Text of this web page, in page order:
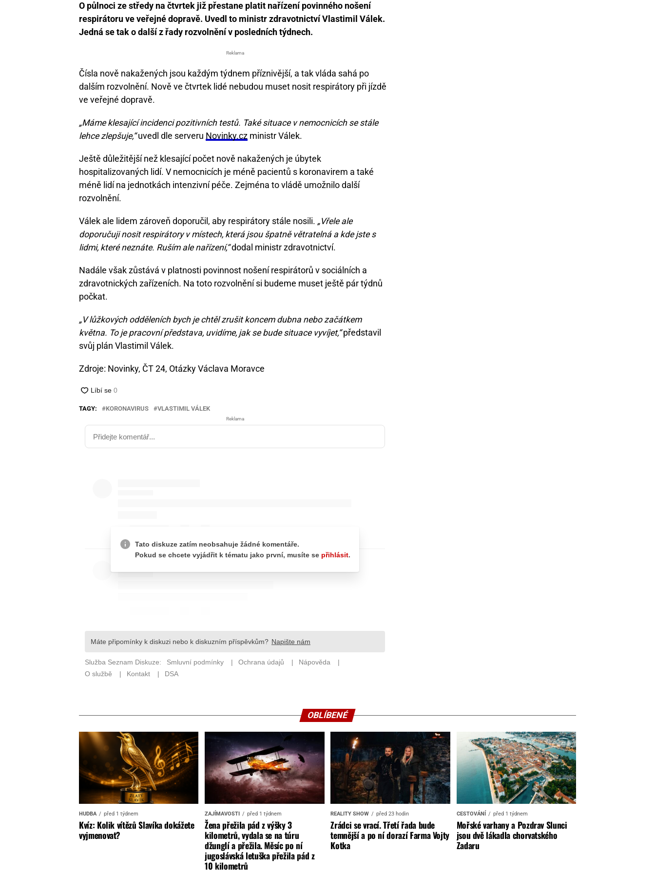
O půlnoci ze středy na čtvrtek již přestane platit nařízení povinného nošení
respirátoru ve veřejné dopravě. Uvedl to ministr zdravotnictví Vlastimil Válek.
Jedná se tak o další z řady rozvolnění v posledních týdnech.
Reklama
Čísla nově nakažených jsou každým týdnem příznivější, a tak vláda sahá po
dalším rozvolnění. Nově ve čtvrtek lidé nebudou muset nosit respirátory při jízdě
ve veřejné dopravě.
„Máme klesající incidenci pozitivních testů. Také situace v nemocnicích se stále
lehce zlepšuje,“uvedl dle serveru Novinky.cz ministr Válek.
Ještě důležitější než klesající počet nově nakažených je úbytek
hospitalizovaných lidí. V nemocnicích je méně pacientů s koronavirem a také
méně lidí na jednotkách intenzivní péče. Zejména to vládě umožnilo další
rozvolnění.
Válek ale lidem zároveň doporučil, aby respirátory stále nosili. „Vřele ale
doporučuji nosit respirátory v místech, která jsou špatně větratelná a kde jste s
lidmi, které neznáte. Ruším ale nařízení,“dodal ministr zdravotnictví.
Nadále však zůstává v platnosti povinnost nošení respirátorů v sociálních a
zdravotnických zařízeních. Na toto rozvolnění si budeme muset ještě pár týdnů
počkat.
„V lůžkových odděleních bych je chtěl zrušit koncem dubna nebo začátkem
května. To je pracovní představa, uvidíme, jak se bude situace vyvíjet,“představil
svůj plán Vlastimil Válek.
Zdroje: Novinky, ČT 24, Otázky Václava Moravce
TAGY: KORONAVIRUS VLASTIMIL VÁLEK
Reklama
OBLÍBENÉ
HUDBA před 1 týdnem
Kvíz: Kolik vítězů Slavíka dokážete
vyjmenovat?
ZAJÍMAVOSTI před 1 týdnem
Žena přežila pád z výšky 3
kilometrů, vydala se na túru
džunglí a přežila. Měsíc po ní
jugoslávská letuška přežila pád z
10 kilometrů
REALITY SHOW před 23 hodin
Zrádci se vrací. Třetí řada bude
temnější a po ní dorazí Farma Vojty
Kotka
CESTOVÁNÍ před 1 týdnem
Mořské varhany a Pozdrav Slunci
jsou dvě lákadla chorvatského
Zadaru